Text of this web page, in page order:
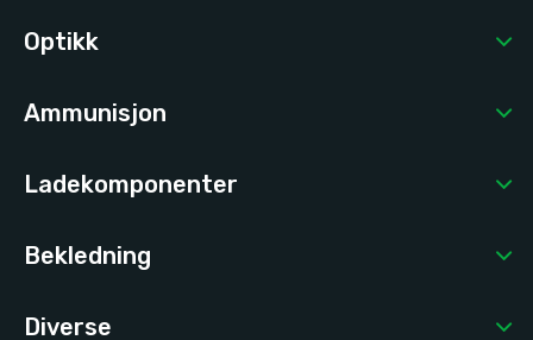
Optikk
Ammunisjon
Ladekomponenter
Bekledning
Diverse